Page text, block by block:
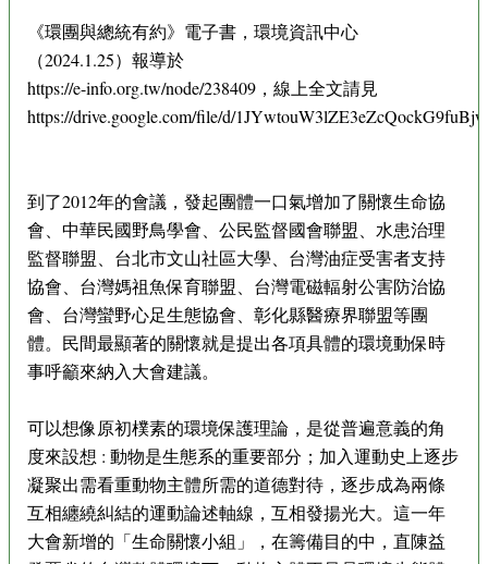
《環團與總統有約》電子書，環境資訊中心
（2024.1.25）報導於
https://e-info.org.tw/node/238409，線上全文請見
https://drive.google.com/file/d/
到了2012年的會議，發起團體一口氣增加了關懷生命協
會、中華民國野鳥學會、公民監督國會聯盟、水患治理
監督聯盟、台北市文山社區大學、台灣油症受害者支持
協會、台灣媽祖魚保育聯盟、台灣電磁輻射公害防治協
會、台灣蠻野心足生態協會、彰化縣醫療界聯盟等團
體。民間最顯著的關懷就是提出各項具體的環境動保時
事呼籲來納入大會建議。
可以想像原初樸素的環境保護理論，是從普遍意義的角
度來設想 : 動物是生態系的重要部分；加入運動史上逐步
凝聚出需看重動物主體所需的道德對待，逐步成為兩條
互相纏繞糾結的運動論述軸線，互相發揚光大。這一年
大會新增的「生命關懷小組」，在籌備目的中，直陳益